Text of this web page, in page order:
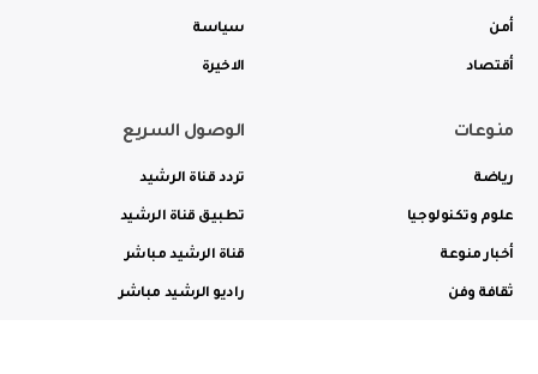
أمن
أقتصاد
سياسة
الاخيرة
منوعات
رياضة
علوم وتكنولوجيا
أخبار منوعة
ثقافة وفن
الوصول السريع
تردد قناة الرشيد
تطبيق قناة الرشيد
قناة الرشيد مباشر
راديو الرشيد مباشر